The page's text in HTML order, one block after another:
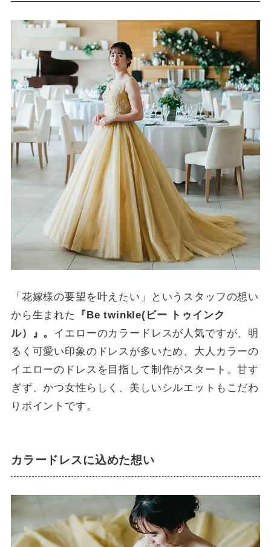
「花嫁様の要望を叶えたい」というスタッフの想い
から生まれた
『Be twinkle(ビー トゥインク
ル）』。 イエローのカラードレスが人気ですが、明
るく可愛い印象のドレスが多いため、大人カラーの
イエローのドレスを目指して制作がスタート。甘す
ぎず、かつ女性らしく、美しいシルエットもこだわ
りポイントです。
カラードレスに込めた想い